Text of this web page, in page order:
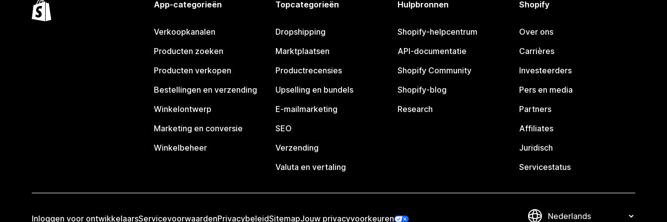
App-categorieën
Verkoopkanalen
Producten zoeken
Producten verkopen
Bestellingen en verzending
Winkelontwerp
Marketing en conversie
Winkelbeheer
Topcategorieën
Dropshipping
Marktplaatsen
Productrecensies
Upselling en bundels
E-mailmarketing
SEO
Verzending
Valuta en vertaling
Hulpbronnen
Shopify-helpcentrum
API-documentatie
Shopify Community
Shopify-blog
Research
Shopify
Over ons
Carrières
Investeerders
Pers en media
Partners
Affiliates
Juridisch
Servicestatus
Inloggen voor ontwikkelaarsServicevoorwaardenPrivacybeleidSitemapJouw privacyvoorkeuren